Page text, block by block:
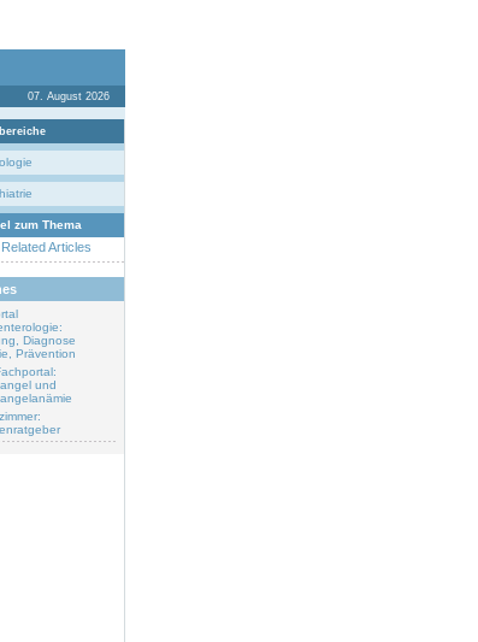
07. August 2026
zum Thema
Articles
Diagnose
Prävention
und